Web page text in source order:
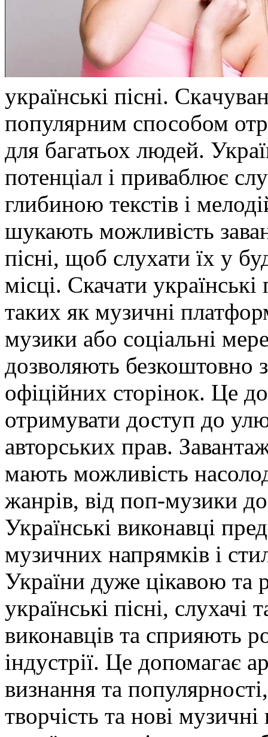
укрaїнські пісні.
популярним способом
для багатьох людей.
потенціал і приваблює
глибиною текстів і
шукають можливість
пісні, щоб слухати їх у
місці. Скачати
таких як музичні
музики або соціальні
дозволяють безкоштовно
офіційних сторінок. Це
отримувати доступ до
авторських прав.
мають можливість
жанрів, від поп-музики
Українські виконавці
музичних напрямків і
України дуже цікавою та
українські пісні,
виконавців та сприяють
індустрії. Це допомагає
визнання та
творчість та нові